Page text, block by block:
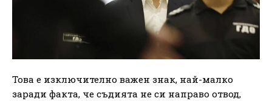
Това е изключително важен знак, най-малко
заради факта, че съдията не си направо отвод,